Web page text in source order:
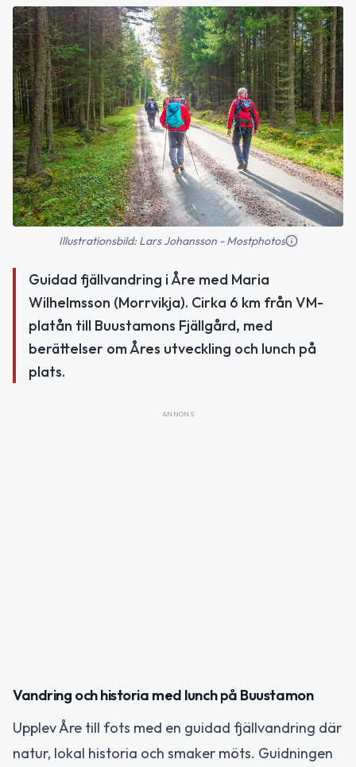
Illustrationsbild: Lars Johansson - Mostphotos
Guidad fjällvandring i Åre med Maria
Wilhelmsson (Morrvikja). Cirka 6 km från VM-
platån till Buustamons Fjällgård, med
berättelser om Åres utveckling och lunch på
plats.
ANNONS
Vandring och historia med lunch på Buustamon
Upplev Åre till fots med en guidad fjällvandring där
natur, lokal historia och smaker möts. Guidningen